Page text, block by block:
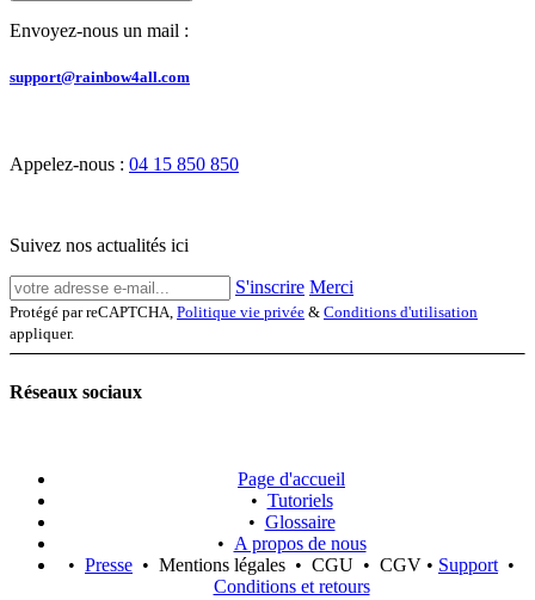
Envoyez-nous un mail :
support@rainbow4all.com
Appelez-nous : 04 15 850 850
Suivez nos actualités ici
S'inscrire Merci
Protégé par reCAPTCHA, Politique vie privée & Conditions d'utilisation
appliquer.
Réseaux sociaux
Page d'accueil
• Tutoriels
• Glossaire
• A propos de nous
• Presse • Mentions légales • CGU • CGV • Support •
Conditions et retours